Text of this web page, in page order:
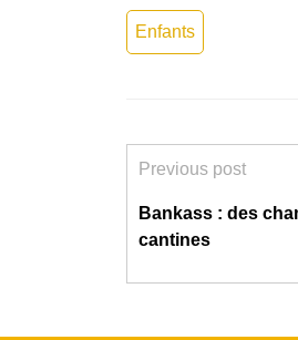
Enfants
Previous post
Bankass : des
cantines